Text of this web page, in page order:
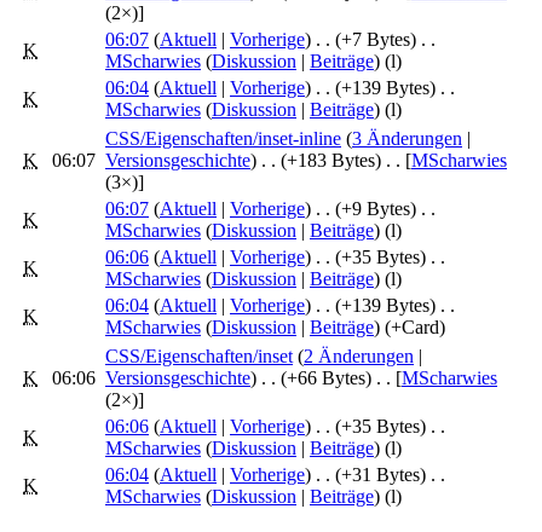
(2×)]
K
06:07 (Aktuell | Vorherige) . . (+7 Bytes) . .
MScharwies (Diskussion | Beiträge) (l)
K
06:04 (Aktuell | Vorherige) . . (+139 Bytes) . .
MScharwies (Diskussion | Beiträge) (l)
K 06:07
CSS/Eigenschaften/inset-inline ‎‎ (3 Änderungen |
Versionsgeschichte) . . (+183 Bytes) . . [MScharwies
(3×)]
K
06:07 (Aktuell | Vorherige) . . (+9 Bytes) . .
MScharwies (Diskussion | Beiträge) (l)
K
06:06 (Aktuell | Vorherige) . . (+35 Bytes) . .
MScharwies (Diskussion | Beiträge) (l)
K
06:04 (Aktuell | Vorherige) . . (+139 Bytes) . .
MScharwies (Diskussion | Beiträge) (+Card)
K 06:06
CSS/Eigenschaften/inset ‎‎ (2 Änderungen |
Versionsgeschichte) . . (+66 Bytes) . . [MScharwies
(2×)]
K
06:06 (Aktuell | Vorherige) . . (+35 Bytes) . .
MScharwies (Diskussion | Beiträge) (l)
K
06:04 (Aktuell | Vorherige) . . (+31 Bytes) . .
MScharwies (Diskussion | Beiträge) (l)